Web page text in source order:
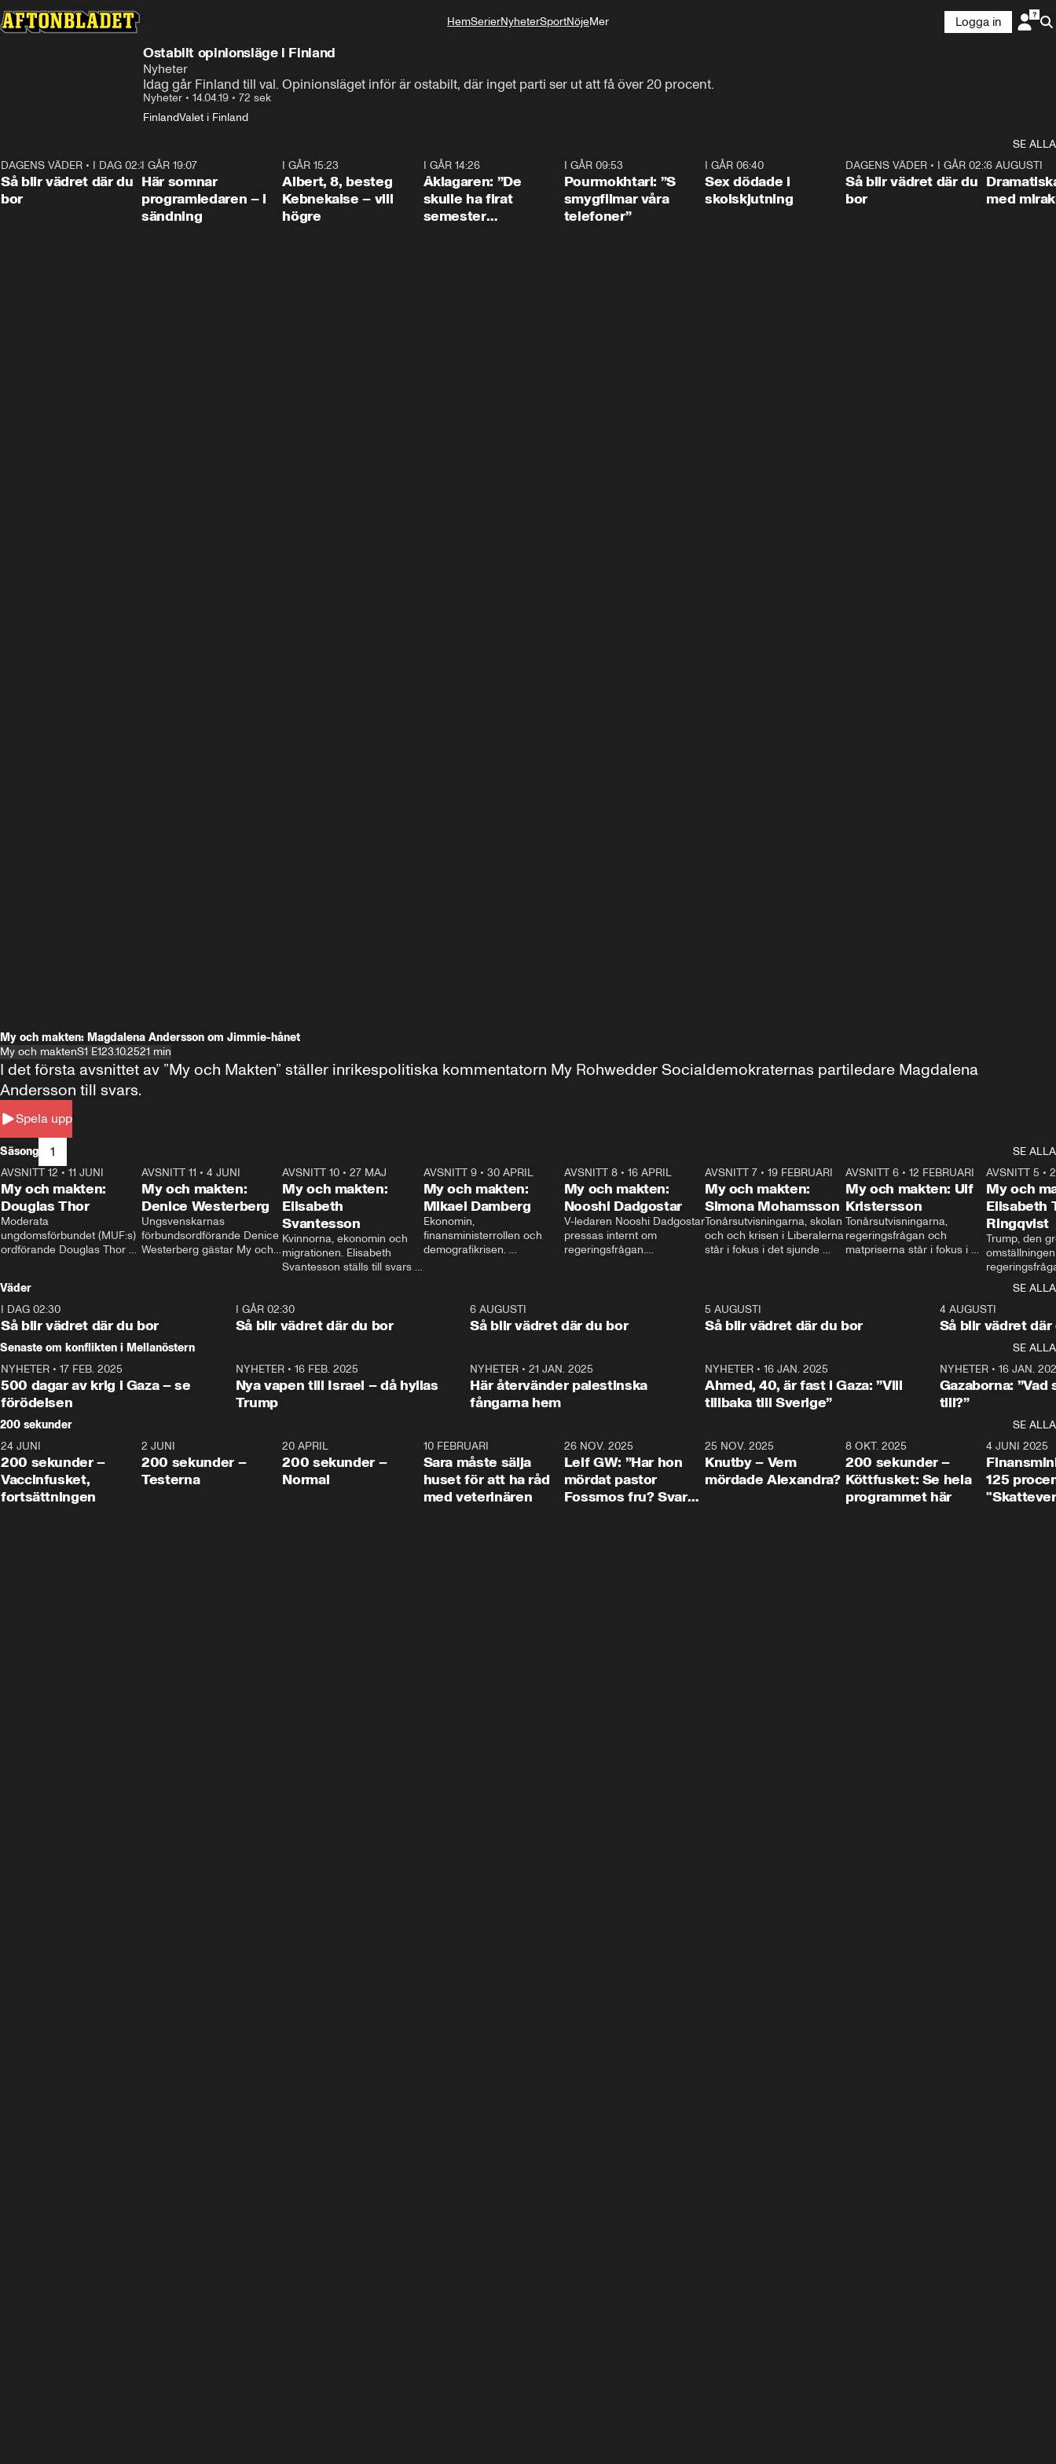
HemSerierNyheterSportNöjeMer
Logga in
Ostabilt opinionsläge i Finland
Nyheter
Idag går Finland till val. Opinionsläget inför är ostabilt, där inget parti ser ut att få över 20 procent.
Nyheter • 14.04.19 • 72 sek
FinlandValet i Finland
SE ALLA
1:06
DAGENS VÄDER • I DAG 02:30
Så blir vädret där du
bor
I GÅR 19:07
Här somnar
programledaren – i
sändning
I GÅR 15:23
Albert, 8, besteg
Kebnekaise – vill
högre
I GÅR 14:26
Åklagaren: ”De
skulle ha firat
semester
I GÅR 09:53
Pourmokhtari: ”S
smygfilmar våra
telefoner”
I GÅR 06:40
Sex dödade i
skolskjutning
1:06
DAGENS VÄDER • I GÅR 02:30
Så blir vädret där du
bor
6 AUGUSTI
med
My och makten: Magdalena Andersson om Jimmie-hånet
My och maktenS1 E123.10.2521 min
Spela upp
I det första avsnittet av ”My och Makten” ställer inrikespolitiska kommentatorn My Rohwedder Socialdemokraternas partiledare Magdalena
Andersson till svars.
Säsong 1
SE ALLA
26:27
AVSNITT 12 • 11 JUNI
My och makten:
Douglas Thor
Moderata
ungdomsförbundet (MUF:s)
ordförande Douglas Thor
tonårsutvisningarna och hur
Moderaterna ska locka
väljare till valet i höst.
23:40
AVSNITT 11 •4 JUNI
My och makten:
Denice Westerberg
Ungsvenskarnas
förbundsordförande Denice
Westerberg gästar My och
AVSNITT 10 •27 MAJ
My och makten:
Elisabeth
Svantesson
Kvinnorna, ekonomin och
migrationen. Elisabeth
Svantesson ställs till svars
AVSNITT 9• 30 APRIL
My och makten:
Mikael Damberg
Ekonomin,
finansministerrollen och
demografikrisen.
och Makten.
AVSNITT 8• 16 APRIL
My och makten:
Nooshi Dadgostar
V-ledaren Nooshi Dadgostar
pressas internt om
regeringsfrågan.
– Vi ställer upp i val. Ska vi
vara med så sitter vi förstås
24:30
AVSNITT 7• 19 FEBRUARI
My och makten:
Simona Mohamsson
Tonårsutvisningarna, skolan
och och krisen i Liberalerna
står i fokus i det sjunde
kommentator My
Rohwedder ställer
utbildnings- och
Mohamsson till svars.
27:30
AVSNITT 6 •12 FEBRUARI
My och makten: Ulf
Kristersson
Tonårsutvisningarna,
regeringsfrågan och
matpriserna står i fokus i
Rohwedder ställer
statsminister Ulf Kristersson
AVSNITT 5 •
My och
Elisabeth
Ringqvist
Trump, den
centrum i
avsnittet av
Makten”. Se
Aftonbladets
Rohwedder
Thand Ring
Väder
SE ALLA
I DAG 02:30
Så blir vädret där du bor
1:06
I GÅR 02:30
Så blir vädret där du bor
6 AUGUSTI
Så blir vädret där du bor
5 AUGUSTI
Så blir vädret där du bor
4 AUGUSTI
Så blir vädret där
Senaste om konflikten i Mellanöstern
SE ALLA
NYHETER • 17 FEB. 2025
500 dagar av krig i Gaza – se
förödelsen
NYHETER• 16 FEB. 2025
Nya vapen till Israel – då hyllas
Trump
NYHETER •21 JAN. 2025
Här återvänder palestinska
fångarna hem
NYHETER• 16 JAN. 2025
Ahmed, 40, är fast i Gaza: ”Vill
tillbaka till Sverige”
NYHETER• 16 JAN.
Gazaborna:
till?”
200 sekunder
SE ALLA
5:00
24 JUNI
200 sekunder –
Vaccinfusket,
fortsättningen
4:23
2 JUNI
200 sekunder –
Testerna
20 APRIL
200 sekunder –
Normal
10 FEBRUARI
Sara måste sälja
huset för att ha råd
med veterinären
26 NOV. 2025
Leif GW: ”Har hon
mördat pastor
Fossmos fru? Svar
31:05
25 NOV. 2025
Knutby – Vem
mördade Alexandra?
4:29
8 OKT. 2025
200 sekunder –
Köttfusket: Se hela
programmet här
4 JUNI 2025
125